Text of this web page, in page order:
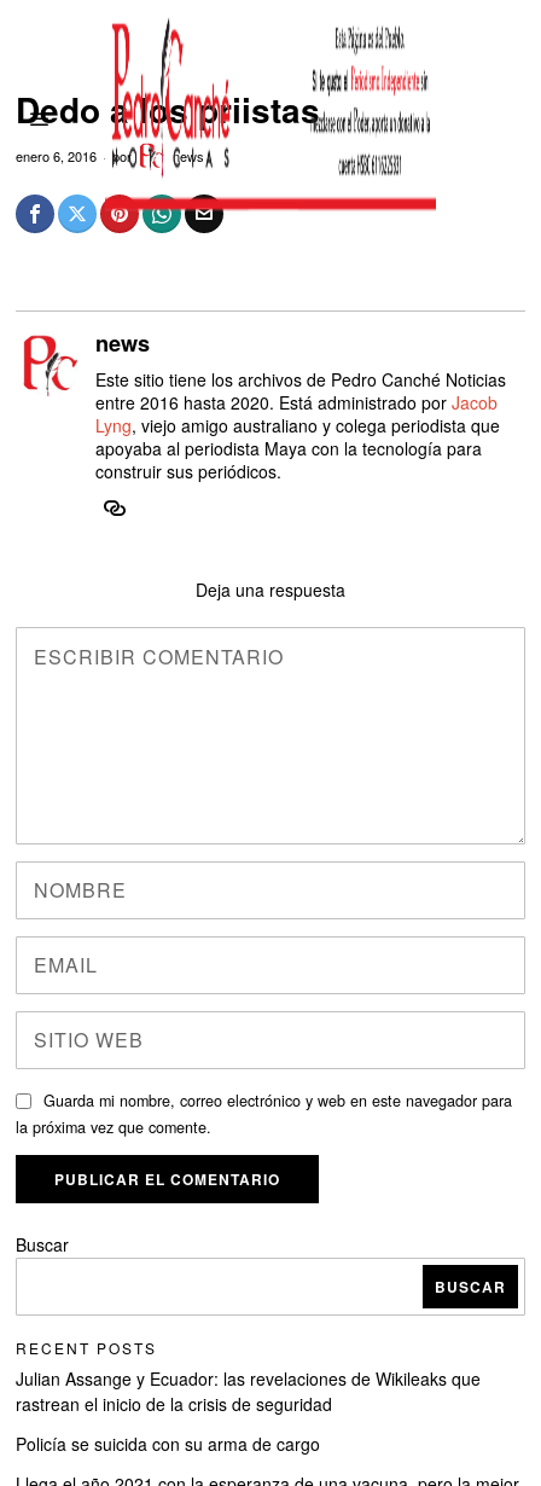
Dedo a los priistas
enero 6, 2016 por news
news
Este sitio tiene los archivos de Pedro Canché Noticias
entre 2016 hasta 2020. Está administrado porJacob
Lyng, viejo amigo australiano y colega periodista que
apoyaba al periodista Maya con la tecnología para
construir sus periódicos.
Deja una respuesta
Guarda mi nombre, correo electrónico y web en este navegador para
la próxima vez que comente.
Buscar
BUSCAR
RECENT POSTS
Julian Assange y Ecuador: las revelaciones de Wikileaks que
rastrean el inicio de la crisis de seguridad
Policía se suicida con su arma de cargo